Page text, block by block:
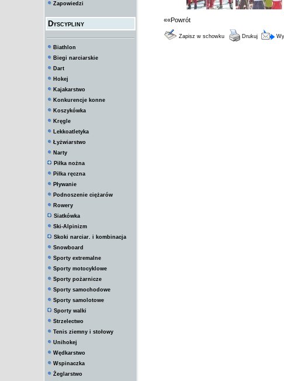
Zapowiedzi
Dyscypliny
Biathlon
Biegi narciarskie
Dart
Hokej
Kajakarstwo
Konkurencje konne
Koszykówka
Kręgle
Lekkoatletyka
Łyżwiarstwo
Narty
Piłka nożna
Piłka ręczna
Pływanie
Podnoszenie ciężarów
Rowery
Siatkówka
Ski-Alpinizm
Skoki narciar. i kombinacja
Snowboard
Sporty extremalne
Sporty motocyklowe
Sporty pożarnicze
Sporty samochodowe
Sporty samolotowe
Sporty walki
Strzelectwo
Tenis ziemny i stołowy
Unihokej
Wędkarstwo
Wspinaczka
Żeglarstwo
««Powrót
Zapisz w schowku Drukuj